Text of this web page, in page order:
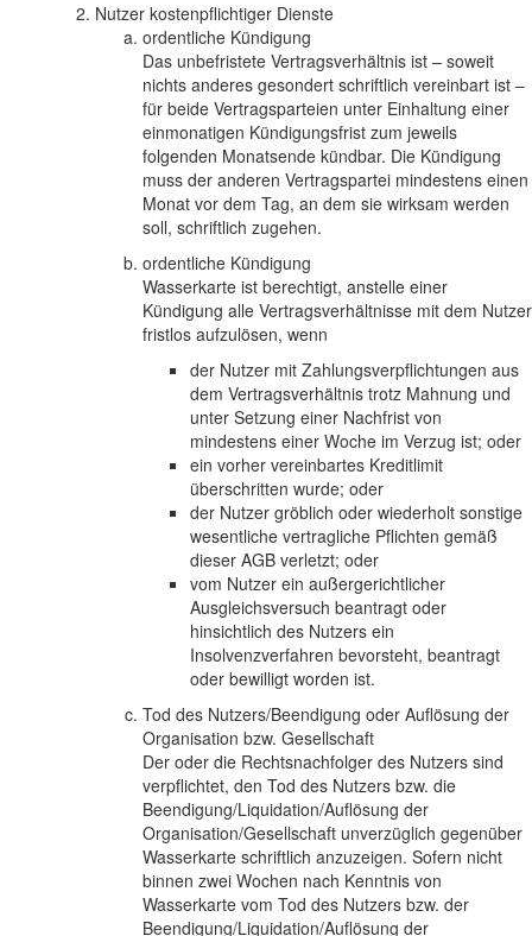
Nutzer kostenpflichtiger Dienste
ordentliche Kündigung
Das unbefristete Vertragsverhältnis ist – soweit
nichts anderes gesondert schriftlich vereinbart ist –
für beide Vertragsparteien unter Einhaltung einer
einmonatigen Kündigungsfrist zum jeweils
folgenden Monatsende kündbar. Die Kündigung
muss der anderen Vertragspartei mindestens einen
Monat vor dem Tag, an dem sie wirksam werden
soll, schriftlich zugehen.
ordentliche Kündigung
Wasserkarte ist berechtigt, anstelle einer
Kündigung alle Vertragsverhältnisse mit dem Nutzer
fristlos aufzulösen, wenn
der Nutzer mit Zahlungsverpflichtungen aus
dem Vertragsverhältnis trotz Mahnung und
unter Setzung einer Nachfrist von
mindestens einer Woche im Verzug ist; oder
ein vorher vereinbartes Kreditlimit
überschritten wurde; oder
der Nutzer gröblich oder wiederholt sonstige
wesentliche vertragliche Pflichten gemäß
dieser AGB verletzt; oder
vom Nutzer ein außergerichtlicher
Ausgleichsversuch beantragt oder
hinsichtlich des Nutzers ein
Insolvenzverfahren bevorsteht, beantragt
oder bewilligt worden ist.
Tod des Nutzers/Beendigung oder Auflösung der
Organisation bzw. Gesellschaft
Der oder die Rechtsnachfolger des Nutzers sind
verpflichtet, den Tod des Nutzers bzw. die
Beendigung/Liquidation/Auflösung der
Organisation/Gesellschaft unverzüglich gegenüber
Wasserkarte schriftlich anzuzeigen. Sofern nicht
binnen zwei Wochen nach Kenntnis von
Wasserkarte vom Tod des Nutzers bzw. der
Beendigung/Liquidation/Auflösung der